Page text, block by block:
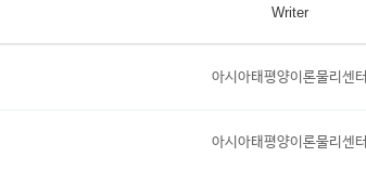
Writer
아시아태평양이론물리센터
아시아태평양이론물리센터